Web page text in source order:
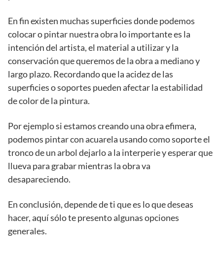
En fin existen muchas superficies donde podemos
colocar o pintar nuestra obra lo importante es la
intención del artista, el material a utilizar y la
conservación que queremos de la obra a mediano y
largo plazo. Recordando que la acidez de las
superficies o soportes pueden afectar la estabilidad
de color de la pintura.
Por ejemplo si estamos creando una obra efimera,
podemos pintar con acuarela usando como soporte el
tronco de un arbol dejarlo a la interperie y esperar que
llueva para grabar mientras la obra va
desapareciendo.
En conclusión, depende de ti que es lo que deseas
hacer, aquí sólo te presento algunas opciones
generales.